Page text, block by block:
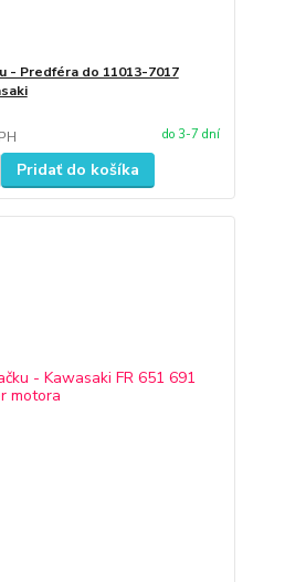
- Predféra do 11013-7017
do 3-7 dní
Pridať do košíka